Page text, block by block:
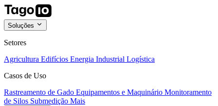
Soluções
Setores
Agricultura Edifícios Energia Industrial Logística
Casos de Uso
Rastreamento de Gado Equipamentos e Maquinário Monitoramento
de Silos Submedição Mais